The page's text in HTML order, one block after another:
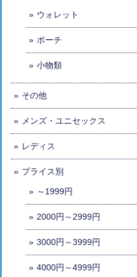
ウォレット
ポーチ
小物類
その他
メンズ・ユニセックス
レディス
プライス別
～1999円
2000円～2999円
3000円～3999円
4000円～4999円